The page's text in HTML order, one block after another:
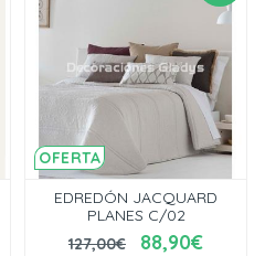
OFERTA
EDREDÓN JACQUARD
PLANES C/02
127,00€
88,90€